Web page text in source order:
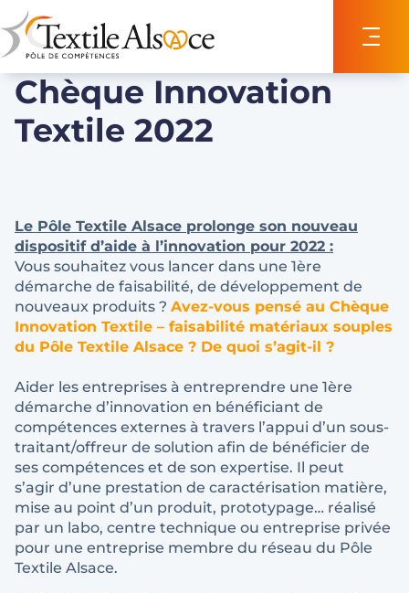
Chèque Innovation
Textile 2022
Le Pôle Textile Alsace prolonge son nouveau
dispositif d’aide à l’innovation pour 2022 :
Vous souhaitez vous lancer dans une 1ère
démarche de faisabilité, de développement de
nouveaux produits ? Avez-vous pensé au Chèque
Innovation Textile – faisabilité matériaux souples
du Pôle Textile Alsace ? De quoi s’agit-il ?
Aider les entreprises à entreprendre une 1ère
démarche d’innovation en bénéficiant de
compétences externes à travers l’appui d’un sous-
traitant/offreur de solution afin de bénéficier de
ses compétences et de son expertise. Il peut
s’agir d’une prestation de caractérisation matière,
mise au point d’un produit, prototypage… réalisé
par un labo, centre technique ou entreprise privée
pour une entreprise membre du réseau du Pôle
Textile Alsace.
Panneau de gestion des cookies